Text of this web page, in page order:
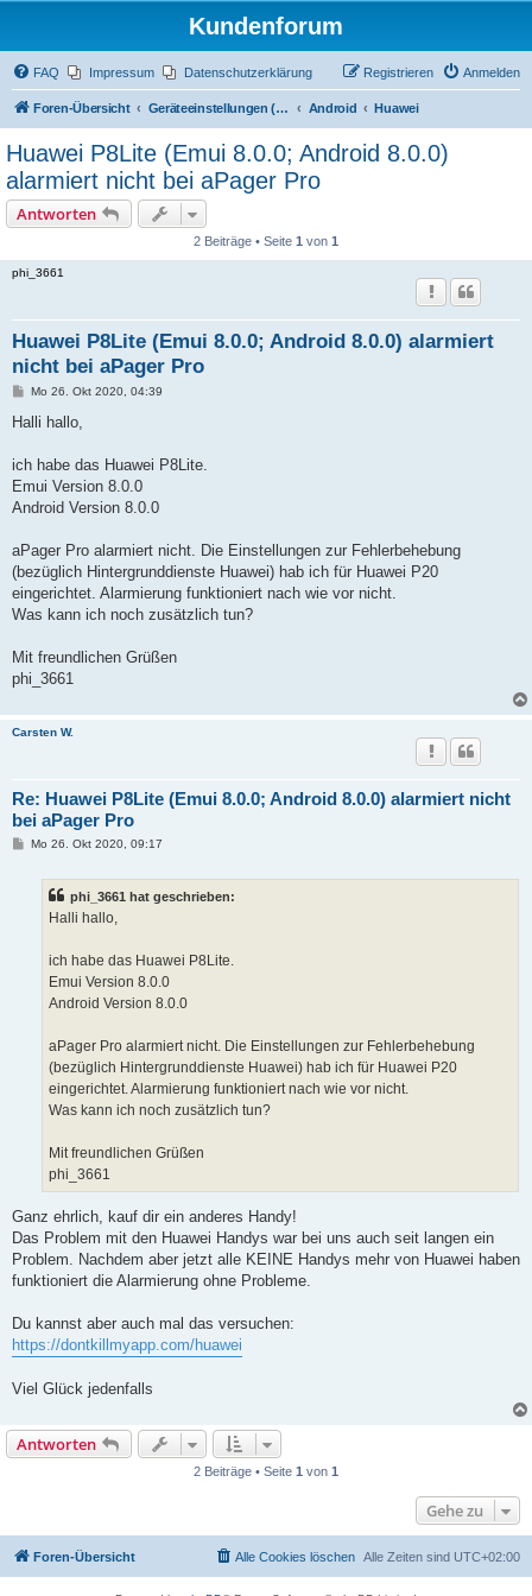
Kundenforum
FAQ Impressum Datenschutzerklärung Anmelden
Registrieren
Foren-Übersicht Geräteeinstellungen (Zugriff über Passwort "alamos") Android Huawei
Huawei P8Lite (Emui 8.0.0; Android 8.0.0)
alarmiert nicht bei aPager Pro
Antworten
2 Beiträge • Seite 1 von 1
phi_3661
Huawei P8Lite (Emui 8.0.0; Android 8.0.0) alarmiert
nicht bei aPager Pro
B
i
a
Mo 26. Okt 2020, 04:39
Halli hallo,
ich habe das Huawei P8Lite.
Emui Version 8.0.0
Android Version 8.0.0
aPager Pro alarmiert nicht. Die Einstellungen zur Fehlerbehebung
(bezüglich Hintergrunddienste Huawei) hab ich für Huawei P20
eingerichtet. Alarmierung funktioniert nach wie vor nicht.
Was kann ich noch zusätzlich tun?
Mit freundlichen Grüßen
phi_3661
Carsten W.
Re: Huawei P8Lite (Emui 8.0.0; Android 8.0.0) alarmiert nicht
bei aPager Pro
BMo 26. Okt 2020, 09:17
phi_3661 hat geschrieben:
Halli hallo,
ich habe das Huawei P8Lite.
Emui Version 8.0.0
Android Version 8.0.0
aPager Pro alarmiert nicht. Die Einstellungen zur Fehlerbehebung
(bezüglich Hintergrunddienste Huawei) hab ich für Huawei P20
eingerichtet. Alarmierung funktioniert nach wie vor nicht.
Was kann ich noch zusätzlich tun?
Mit freundlichen Grüßen
phi_3661
Ganz ehrlich, kauf dir ein anderes Handy!
Das Problem mit den Huawei Handys war bei uns auch seit langen ein
Problem. Nachdem aber jetzt alle KEINE Handys mehr von Huawei haben
funktioniert die Alarmierung ohne Probleme.
Du kannst aber auch mal das versuchen:
https://dontkillmyapp.com/huawei
Viel Glück jedenfalls
Antworten
2 Beiträge • Seite 1 von 1
Gehe zu
Foren-Übersicht Alle Zeiten sind UTC+02:00
Alle Cookies löschen